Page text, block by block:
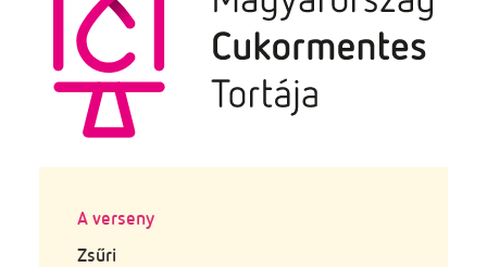
A verseny
Zsűri